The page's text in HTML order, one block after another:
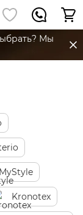
Мы
MyStyle
Kronotex